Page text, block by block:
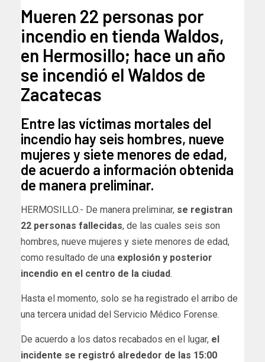
Mueren 22 personas por
incendio en tienda Waldos,
en Hermosillo; hace un año
se incendió el Waldos de
Zacatecas
Entre las víctimas mortales del
incendio hay seis hombres, nueve
mujeres y siete menores de edad,
de acuerdo a información obtenida
de manera preliminar.
HERMOSILLO.- De manera preliminar, se registran
22 personas fallecidas, de las cuales seis son
hombres, nueve mujeres y siete menores de edad,
como resultado de una explosión y posterior
incendio en el centro de la ciudad.
Hasta el momento, solo se ha registrado el arribo de
una tercera unidad del Servicio Médico Forense.
De acuerdo a los datos recabados en el lugar, el
incidente se registró alrededor de las 15:00